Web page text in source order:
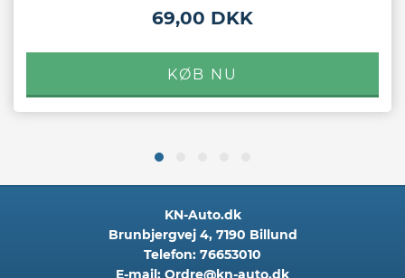
69,00 DKK
KN-Auto.dk
Brunbjergvej 4, 7190 Billund
Telefon: 76653010
E-mail: Ordre@kn-auto.dk